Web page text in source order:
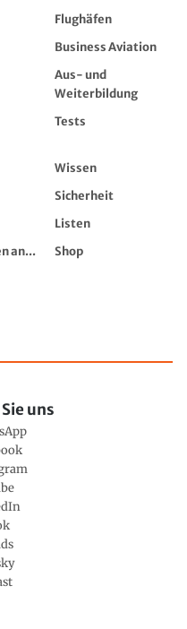
Flughäfen
Business Aviation
Aus- und
Weiterbildung
Tests
Wissen
Sicherheit
Listen
an...
Shop
uns